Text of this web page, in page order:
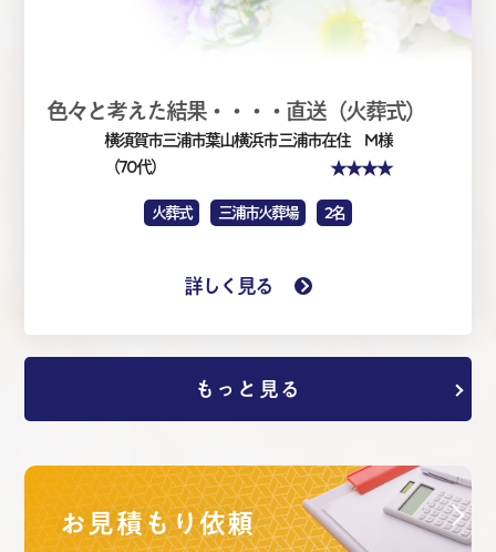
色々と考えた結果・・・・直送（火葬式）
横須賀市三浦市葉山横浜市三浦市在住 M 様
（70代）
★★★★
火葬式 三浦市火葬場 2名
詳しく見る
もっと見る
お見積もり依頼